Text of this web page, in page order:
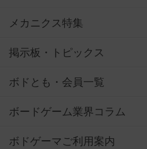
メカニクス特集
掲示板・トピックス
ボドとも・会員一覧
ボードゲーム業界コラム
ボドゲーマご利用案内